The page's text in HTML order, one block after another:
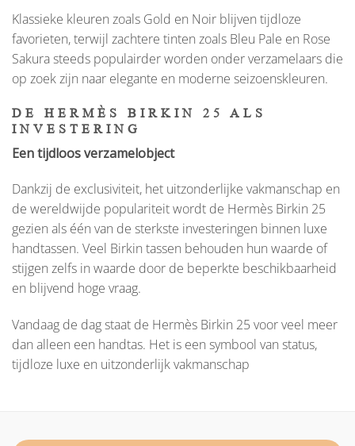
Klassieke kleuren zoals Gold en Noir blijven tijdloze
favorieten, terwijl zachtere tinten zoals Bleu Pale en Rose
Sakura steeds populairder worden onder verzamelaars die
op zoek zijn naar elegante en moderne seizoenskleuren.
DE HERMÈS BIRKIN 25 ALS
INVESTERING
Een tijdloos verzamelobject
Dankzij de exclusiviteit, het uitzonderlijke vakmanschap en
de wereldwijde populariteit wordt de Hermès Birkin 25
gezien als één van de sterkste investeringen binnen luxe
handtassen. Veel Birkin tassen behouden hun waarde of
stijgen zelfs in waarde door de beperkte beschikbaarheid
en blijvend hoge vraag.
Vandaag de dag staat de Hermès Birkin 25 voor veel meer
dan alleen een handtas. Het is een symbool van status,
tijdloze luxe en uitzonderlijk vakmanschap